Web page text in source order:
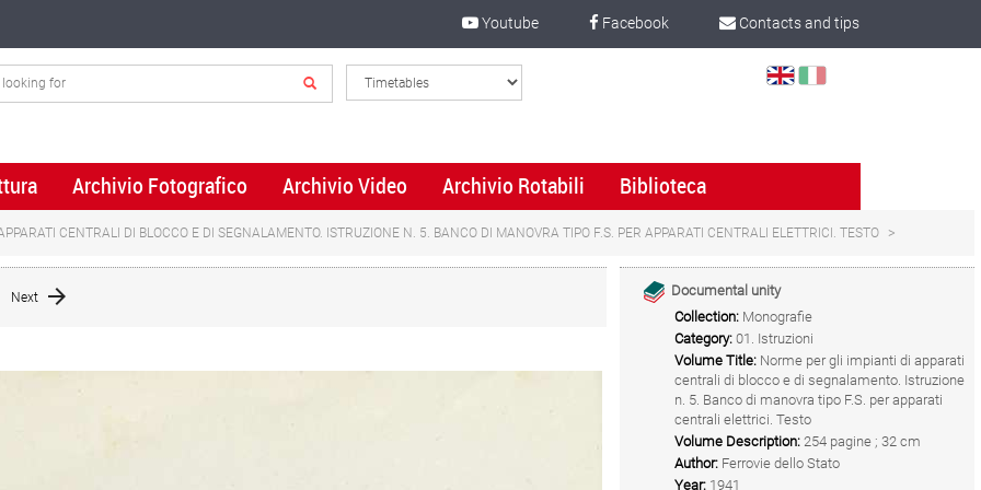
Contacts and tips
Facebook
Youtube
Select
Archivio Fotografico Archivio Video Archivio Rotabili Biblioteca
CENTRALI DI BLOCCO E DI SEGNALAMENTO. ISTRUZIONE N. 5. BANCO DI MANOVRA TIPO F.S. PER APPARATI CENTRALI ELETTRICI. TESTO
Next
Documental unity
Collection: Monografie
Category: 01. Istruzioni
Volume Title: Norme per gli impianti di apparati
centrali di blocco e di segnalamento. Istruzione
n. 5. Banco di manovra tipo F.S. per apparati
centrali elettrici. Testo
Volume Description: 254 pagine ; 32 cm
Author: Ferrovie dello Stato
Year: 1941